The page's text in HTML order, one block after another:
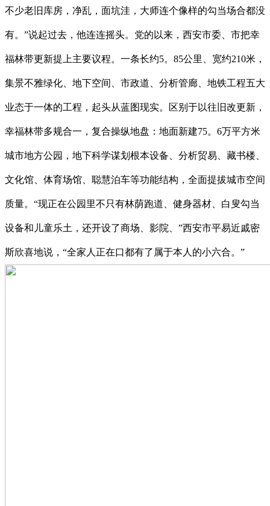
不少老旧库房，净乱，面坑洼，大师连个像样的勾当场合都没
有。”说起过去，他连连摇头。党的以来，西安市委、市把幸
福林带更新提上主要议程。一条长约5。85公里、宽约210米，
集景不雅绿化、地下空间、市政道、分析管廊、地铁工程五大
业态于一体的工程，起头从蓝图现实。区别于以往旧改更新，
幸福林带多规合一，复合操纵地盘：地面新建75。6万平方米
城市地方公园，地下科学谋划根本设备、分析贸易、藏书楼、
文化馆、体育场馆、聪慧泊车等功能结构，全面提拔城市空间
质量。“现正在公园里不只有林荫跑道、健身器材、白叟勾当
设备和儿童乐土，还开设了商场、影院、”西安市平易近戚密
斯欣喜地说，“全家人正在口都有了属于本人的小六合。”